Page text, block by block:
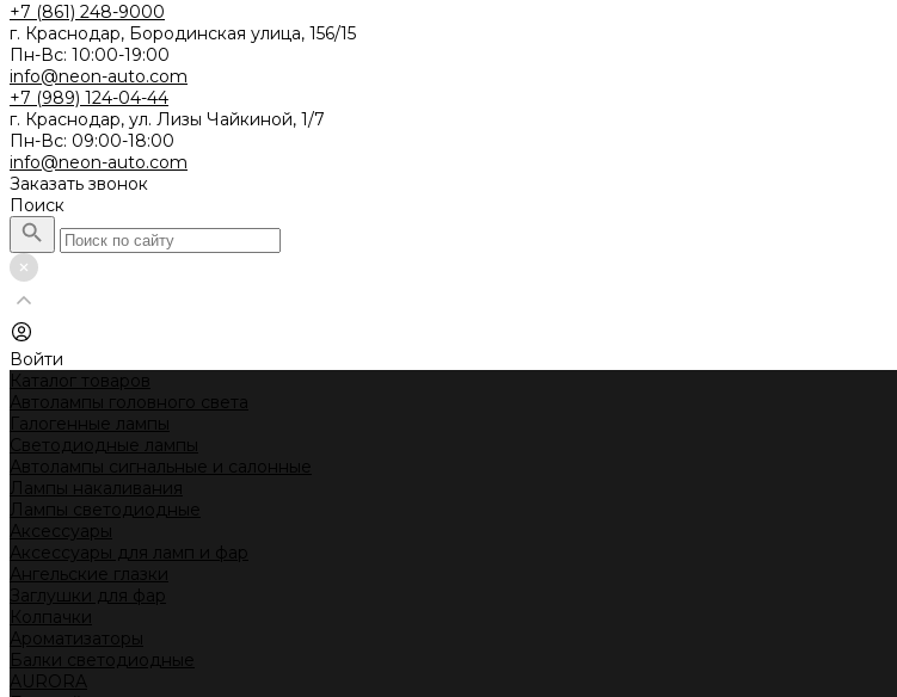
+7 (861) 248-9000
г. Краснодар, Бородинская улица, 156/15
Пн-Вс: 10:00-19:00
info@neon-auto.com
+7 (989) 124-04-44
г. Краснодар, ул. Лизы Чайкиной, 1/7
Пн-Вс: 09:00-18:00
info@neon-auto.com
Заказать звонок
Поиск
Войти
Каталог товаров
Автолампы головного света
Галогенные лампы
Светодиодные лампы
Автолампы сигнальные и салонные
Лампы накаливания
Лампы светодиодные
Аксессуары
Аксессуары для ламп и фар
Ангельские глазки
Заглушки для фар
Колпачки
Ароматизаторы
Балки светодиодные
AURORA